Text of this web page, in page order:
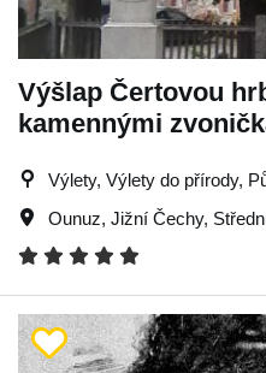
Výšlap Čertovou
kamennými
Výlety, Výlety do přírody,
Ounuz, Jižní Čechy,